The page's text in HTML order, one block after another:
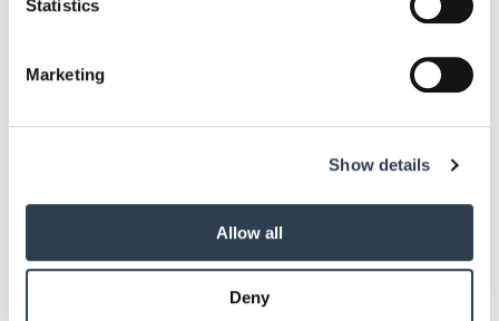
Find out more about how your personal data is processed
and set your preferences in the
provide social media features and to analyse our traffic.
provided to them or that they’ve collected from your use
Statistics
Marketing
Show details
Allow all
Deny